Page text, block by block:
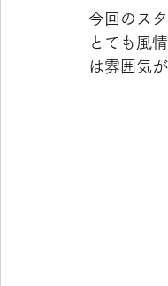
今回のス
とても風
は雰囲気